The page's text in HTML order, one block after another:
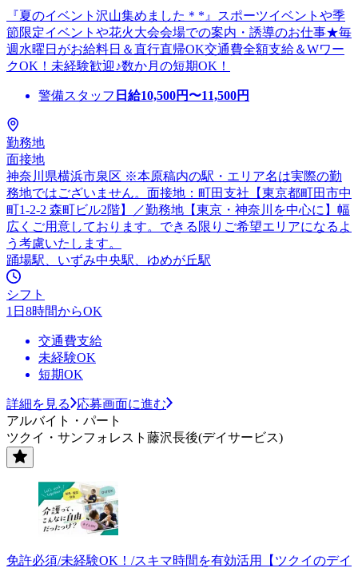
『夏のイベント沢山集めました＊*』スポーツイベントや季
節限定イベントや花火大会会場での案内・誘導のお仕事★毎
週水曜日がお給料日＆直行直帰OK交通費全額支給＆Wワー
クOK！未経験歓迎♪数か月の短期OK！
警備スタッフ 日給10,500円〜11,500円
勤務地
面接地
神奈川県横浜市泉区 ※本原稿内の駅・エリア名は実際の勤
務地ではございません。面接地：町田支社【東京都町田市中
町1-2-2 森町ビル2階】／勤務地【東京・神奈川を中心に】幅
広くご用意しております。できる限りご希望エリアになるよ
う考慮いたします。
踊場駅、いずみ中央駅、ゆめが丘駅
シフト
1日8時間からOK
交通費支給
未経験OK
短期OK
詳細を見る
応募画面に進む
アルバイト・パート
ツクイ・サンフォレスト藤沢長後(デイサービス)
免許必須/未経験OK！/スキマ時間を有効活用【ツクイのデイ